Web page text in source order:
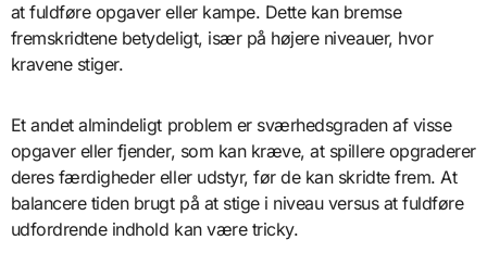
at fuldføre opgaver eller kampe. Dette kan bremse
fremskridtene betydeligt, især på højere niveauer, hvor
kravene stiger.
Et andet almindeligt problem er sværhedsgraden af visse
opgaver eller fjender, som kan kræve, at spillere opgraderer
deres færdigheder eller udstyr, før de kan skridte frem. At
balancere tiden brugt på at stige i niveau versus at fuldføre
udfordrende indhold kan være tricky.